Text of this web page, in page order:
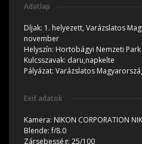
Adatlap
Díjak: 1. helyezett, Varázslatos
november
Helyszín: Hortobágyi Nemzeti Park
Kulcsszavak: daru,napkelte
Pályázat: Varázslatos
Exif adatok
Kamera: NIKON CORPORATION
Blende:f/8.0
Zársebesség: 25/100